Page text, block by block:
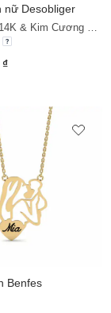
nữ Desobliger
Vàng Trắng 14K & Kim Cương Nhân Tạo
Benfes